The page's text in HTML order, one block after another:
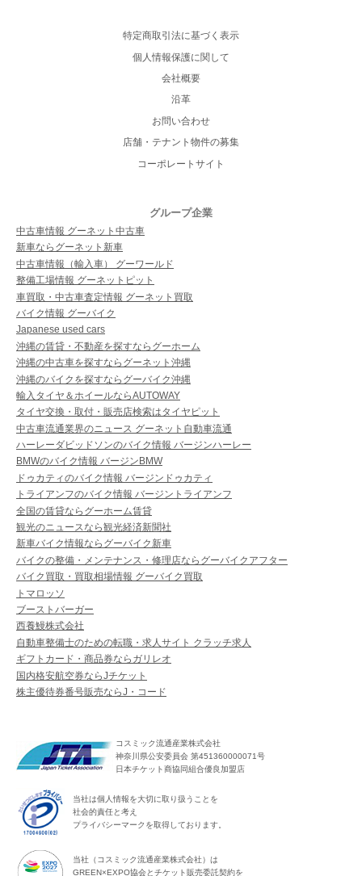
特定商取引法に基づく表示
個人情報保護に関して
会社概要
沿革
お問い合わせ
店舗・テナント物件の募集
コーポレートサイト
グループ企業
中古車情報 グーネット中古車
新車ならグーネット新車
中古車情報（輸入車） グーワールド
整備工場情報 グーネットピット
車買取・中古車査定情報 グーネット買取
バイク情報 グーバイク
Japanese used cars
沖縄の賃貸・不動産を探すならグーホーム
沖縄の中古車を探すならグーネット沖縄
沖縄のバイクを探すならグーバイク沖縄
輸入タイヤ＆ホイールならAUTOWAY
タイヤ交換・取付・販売店検索はタイヤピット
中古車流通業界のニュース グーネット自動車流通
ハーレーダビッドソンのバイク情報 バージンハーレー
BMWのバイク情報 バージンBMW
ドゥカティのバイク情報 バージンドゥカティ
トライアンフのバイク情報 バージントライアンフ
全国の賃貸ならグーホーム賃貸
観光のニュースなら観光経済新聞社
新車バイク情報ならグーバイク新車
バイクの整備・メンテナンス・修理店ならグーバイクアフター
バイク買取・買取相場情報 グーバイク買取
トマロッソ
ブーストバーガー
西養鰻株式会社
自動車整備士のための転職・求人サイト クラッチ求人
ギフトカード・商品券ならガリレオ
国内格安航空券ならJチケット
株主優待券番号販売ならJ・コード
コスミック流通産業株式会社
神奈川県公安委員会 第451360000071号
日本チケット商協同組合優良加盟店
当社は個人情報を大切に取り扱うことを
社会的責任と考え
プライバシーマークを取得しております。
当社（コスミック流通産業株式会社）は
GREEN×EXPO協会とチケット販売委託契約を